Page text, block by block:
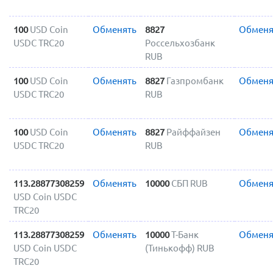
100 USD Coin
USDC TRC20
Обменять
8827
Россельхозбанк
RUB
100 USD Coin
USDC TRC20
Обменять 8827 Газпромбанк
RUB
100 USD Coin
USDC TRC20
Обменять 8827 Райффайзен
RUB
113.28877308259
USD Coin USDC
TRC20
Обменять 10000 СБП RUB
113.28877308259
USD Coin USDC
TRC20
Обменять 10000Т-Банк
(Тинькофф) RUB